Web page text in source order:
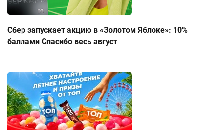
Сбер запускает акцию в «Золотом Яблоке»: 10%
баллами Спасибо весь август